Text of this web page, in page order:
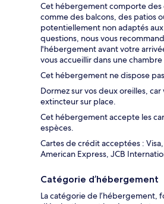
Cet hébergement comporte des
comme des balcons, des patios
potentiellement non adaptés
questions, nous vous
l'hébergement avant votre
vous accueillir dans une
Cet hébergement ne dispose
Dormez sur vos deux oreilles,
extincteur sur place.
Cet hébergement accepte les
espèces.
Cartes de crédit acceptées :
American Express, JCB
Catégorie d’hébergement
La catégorie de l’hébergement,